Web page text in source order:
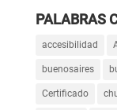
PALABRAS
accesibilidad
buenosaires
Certificado